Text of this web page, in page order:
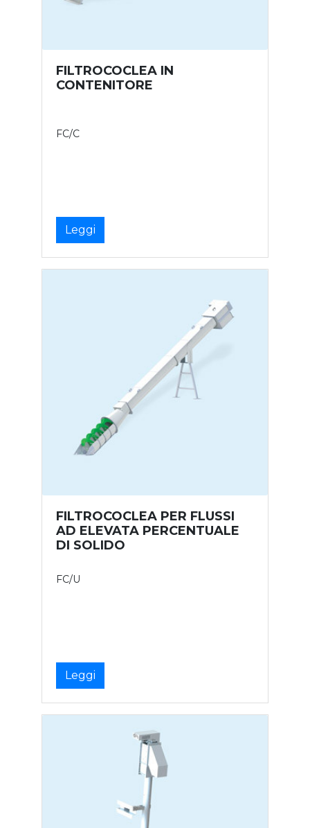
FILTROCOCLEA IN
CONTENITORE
FC/C
Leggi
FILTROCOCLEA PER FLUSSI
AD ELEVATA PERCENTUALE
DI SOLIDO
FC/U
Leggi